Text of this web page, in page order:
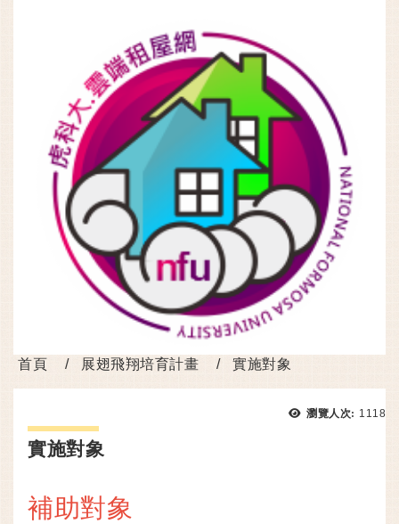
首頁 展翅飛翔培育計畫 實施對象
瀏覽人次: 瀏覽
1118
實施對象
補助對象